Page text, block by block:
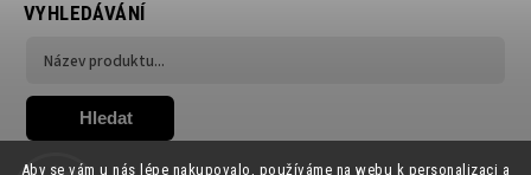
Aby se vám u nás lépe nakupovalo, používáme na webu k personalizaci a
VYHLEDÁVÁNÍ
Hledat